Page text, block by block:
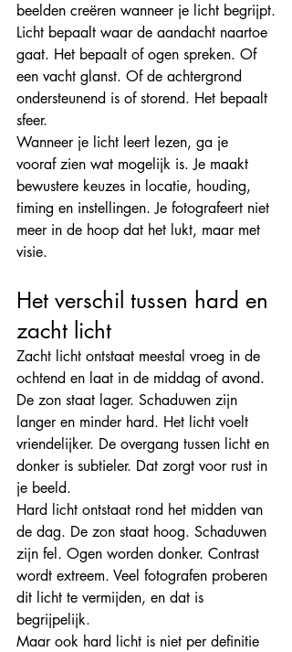
beelden creëren wanneer je licht begrijpt.
Licht bepaalt waar de aandacht naartoe
gaat. Het bepaalt of ogen spreken. Of
een vacht glanst. Of de achtergrond
ondersteunend is of storend. Het bepaalt
sfeer.
Wanneer je licht leert lezen, ga je
vooraf zien wat mogelijk is. Je maakt
bewustere keuzes in locatie, houding,
timing en instellingen. Je fotografeert niet
meer in de hoop dat het lukt, maar met
visie.
Het verschil tussen hard en
zacht licht
Zacht licht ontstaat meestal vroeg in de
ochtend en laat in de middag of avond.
De zon staat lager. Schaduwen zijn
langer en minder hard. Het licht voelt
vriendelijker. De overgang tussen licht en
donker is subtieler. Dat zorgt voor rust in
je beeld.
Hard licht ontstaat rond het midden van
de dag. De zon staat hoog. Schaduwen
zijn fel. Ogen worden donker. Contrast
wordt extreem. Veel fotografen proberen
dit licht te vermijden, en dat is
begrijpelijk.
Maar ook hard licht is niet per definitie